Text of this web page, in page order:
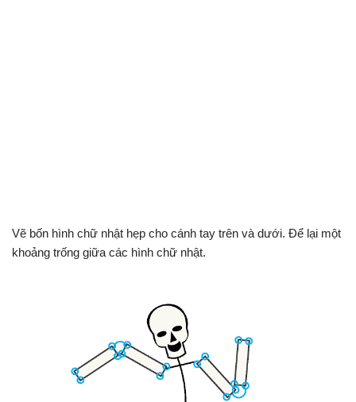
Vẽ bốn hình chữ nhật hẹp cho cánh tay trên và dưới. Để lại một
khoảng trống giữa các hình chữ nhật.